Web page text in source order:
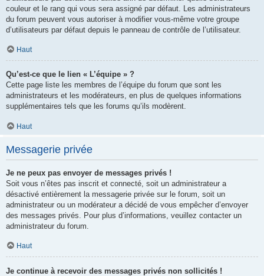
couleur et le rang qui vous sera assigné par défaut. Les administrateurs
du forum peuvent vous autoriser à modifier vous-même votre groupe
d’utilisateurs par défaut depuis le panneau de contrôle de l’utilisateur.
Haut
Qu’est-ce que le lien « L’équipe » ?
Cette page liste les membres de l’équipe du forum que sont les
administrateurs et les modérateurs, en plus de quelques informations
supplémentaires tels que les forums qu’ils modèrent.
Haut
Messagerie privée
Je ne peux pas envoyer de messages privés !
Soit vous n’êtes pas inscrit et connecté, soit un administrateur a
désactivé entièrement la messagerie privée sur le forum, soit un
administrateur ou un modérateur a décidé de vous empêcher d’envoyer
des messages privés. Pour plus d’informations, veuillez contacter un
administrateur du forum.
Haut
Je continue à recevoir des messages privés non sollicités !